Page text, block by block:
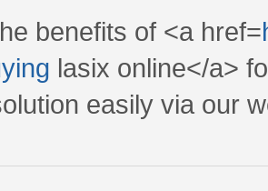
benefits of <a href=
lasix online</a>
easily via our